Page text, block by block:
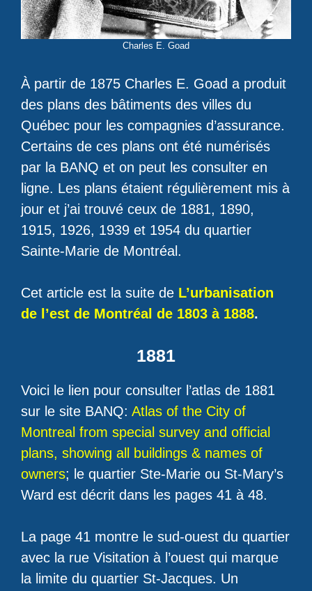
Charles E. Goad
À partir de 1875 Charles E. Goad a produit
des plans des bâtiments des villes du
Québec pour les compagnies d’assurance.
Certains de ces plans ont été numérisés
par la BANQ et on peut les consulter en
ligne. Les plans étaient régulièrement mis à
jour et j’ai trouvé ceux de 1881, 1890,
1915, 1926, 1939 et 1954 du quartier
Sainte-Marie de Montréal.
Cet article est la suite de L’urbanisation
de l’est de Montréal de 1803 à 1888.
1881
Voici le lien pour consulter l’atlas de 1881
sur le site BANQ: Atlas of the City of
Montreal from special survey and official
plans, showing all buildings & names of
owners; le quartier Ste-Marie ou St-Mary’s
Ward est décrit dans les pages 41 à 48.
La page 41 montre le sud-ouest du quartier
avec la rue Visitation à l’ouest qui marque
la limite du quartier St-Jacques. Un